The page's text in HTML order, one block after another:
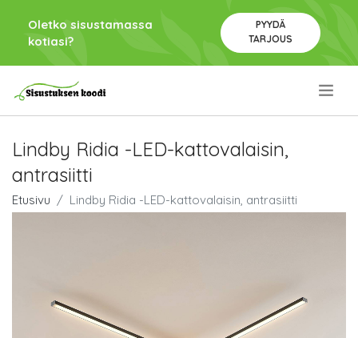
Oletko sisustamassa
kotiasi?
PYYDÄ
TARJOUS
Lindby Ridia -LED-kattovalaisin,
antrasiitti
Etusivu Lindby Ridia -LED-kattovalaisin, antrasiitti